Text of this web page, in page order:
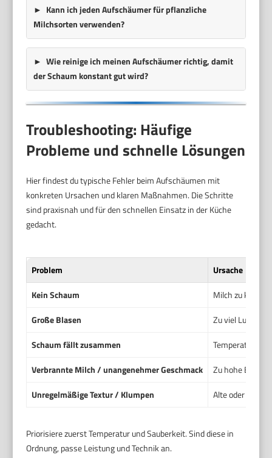
Kann ich jeden Aufschäumer für pflanzliche
Milchsorten verwenden?
Wie reinige ich meinen Aufschäumer richtig, damit
der Schaum konstant gut wird?
Troubleshooting: Häufige
Probleme und schnelle Lösungen
Hier findest du typische Fehler beim Aufschäumen mit
konkreten Ursachen und klaren Maßnahmen. Die Schritte
sind praxisnah und für den schnellen Einsatz in der Küche
gedacht.
Problem
Ursache
Kein Schaum
Milch zu kalt
Große Blasen
Zu viel
Schaum fällt zusammen
Temperatur zu
Verbrannte Milch / unangenehmer Geschmack
Zu hohe
Unregelmäßige Textur / Klumpen
Alte oder
Priorisiere zuerst Temperatur und Sauberkeit. Sind diese in
Ordnung, passe Leistung und Technik an.